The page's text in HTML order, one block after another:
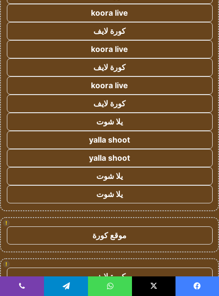
koora live
كورة لايف
koora live
كورة لايف
koora live
كورة لايف
يلا شوت
yalla shoot
yalla shoot
يلا شوت
يلا شوت
!
موقع كورة
!
كورة لايف